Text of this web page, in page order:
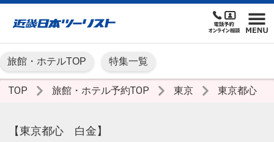
旅館・ホテルTOP 特集一覧
TOP 旅館・ホテル予約TOP 東京 東京都心
【東京都心 白金】